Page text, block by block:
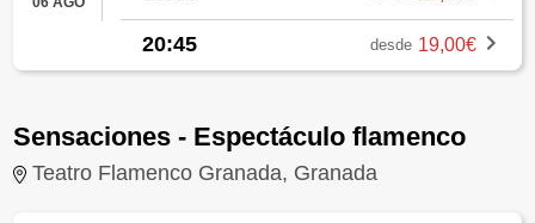
20:45 desde 19,00€
Sensaciones - Espectáculo flamenco
Teatro Flamenco Granada, Granada